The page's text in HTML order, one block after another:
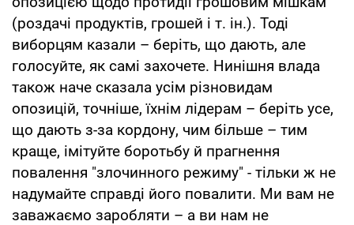
(роздачі продуктів, грошей і т. ін.). Тоді
виборцям казали – беріть, що дають, але
голосуйте, як самі захочете. Нинішня влада
також наче сказала усім різновидам
опозицій, точніше, їхнім лідерам – беріть усе,
що дають з-за кордону, чим більше – тим
краще, імітуйте боротьбу й прагнення
повалення "злочинного режиму" - тільки ж не
надумайте справді його повалити. Ми вам не
заважаємо заробляти – а ви нам не